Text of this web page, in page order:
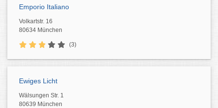
Emporio Italiano
Volkartstr. 16
80634 München
(3)
Ewiges Licht
Wälsungen Str. 1
80639 München